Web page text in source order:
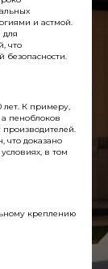
и астмой.
для
что
безопасности.
лет. К примеру,
а пеноблоков
что доказано
в том
креплению